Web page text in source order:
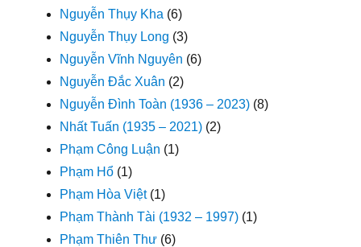
Nguyễn Thụy Kha (6)
Nguyễn Thụy Long (3)
Nguyễn Vĩnh Nguyên (6)
Nguyễn Đắc Xuân (2)
Nguyễn Đình Toàn (1936 – 2023) (8)
Nhất Tuấn (1935 – 2021) (2)
Phạm Công Luận (1)
Phạm Hổ (1)
Phạm Hòa Việt(1)
Phạm Thành Tài (1932 – 1997) (1)
Phạm Thiên Thư (6)